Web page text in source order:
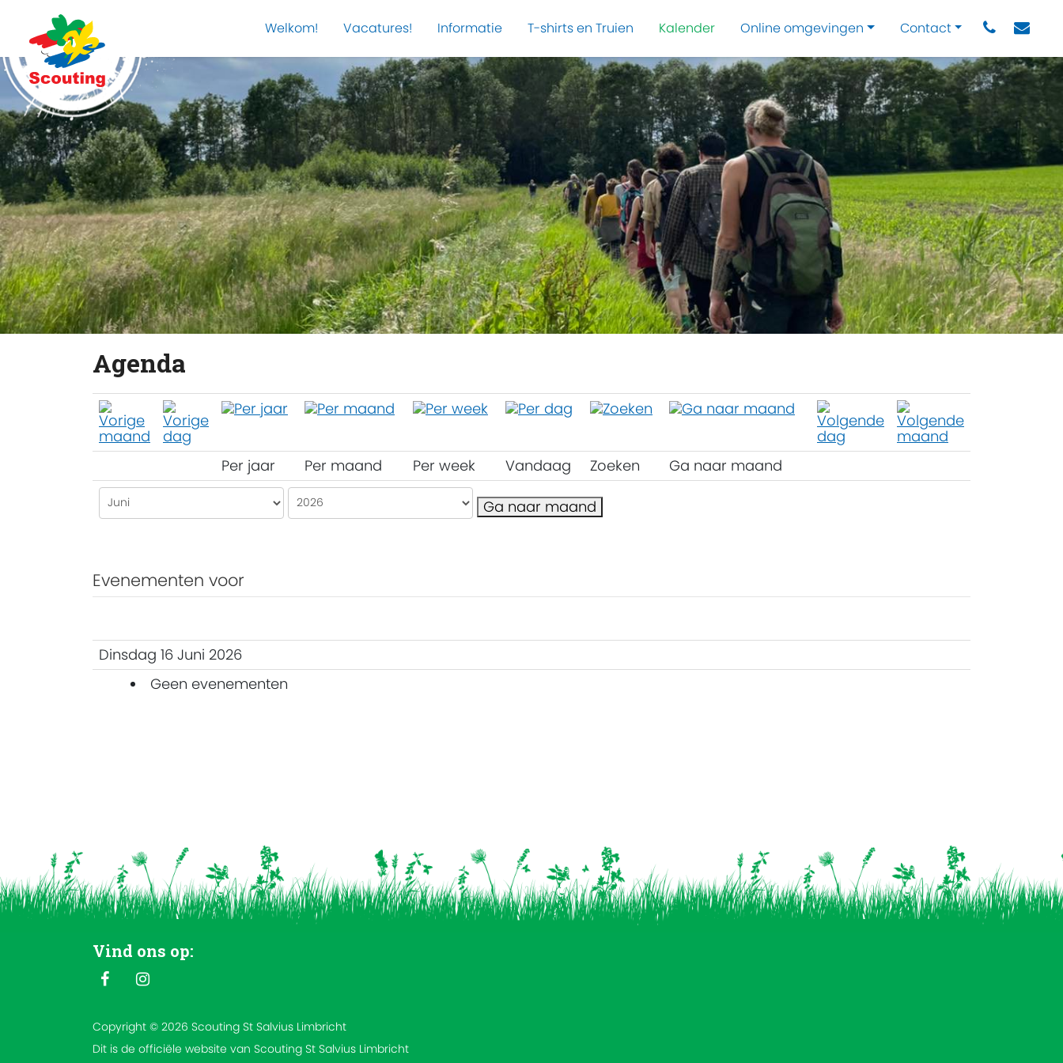
Welkom! Vacatures! Informatie T-shirts en Truien Kalender Online omgevingen Contact
Agenda
Per jaar Per maand Per week Vandaag Zoeken Ga naar maand
Ga naar maand
Evenementen voor
Dinsdag 16 Juni 2026
Geen evenementen
Vind ons op:
Copyright © 2026 Scouting St Salvius Limbricht
Dit is de officiële website van Scouting St Salvius Limbricht